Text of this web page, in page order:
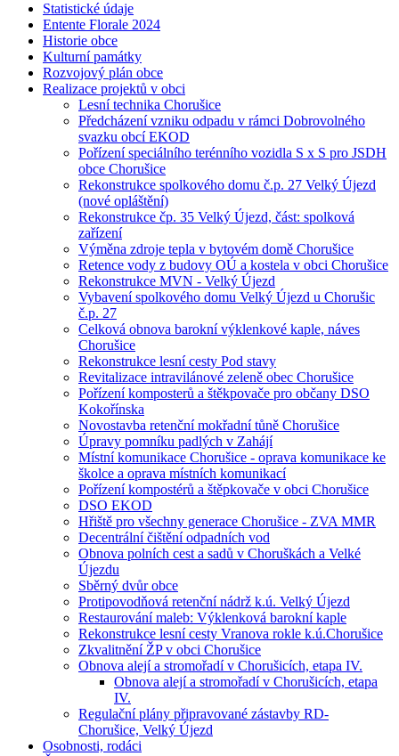
Statistické údaje
Entente Florale 2024
Historie obce
Kulturní památky
Rozvojový plán obce
Realizace projektů v obci
Lesní technika Chorušice
Předcházení vzniku odpadu v rámci Dobrovolného
svazku obcí EKOD
Pořízení speciálního terénního vozidla S x S pro JSDH
obce Chorušice
Rekonstrukce spolkového domu č.p. 27 Velký Újezd
(nové opláštění)
Rekonstrukce čp. 35 Velký Újezd, část: spolková
zařízení
Výměna zdroje tepla v bytovém domě Chorušice
Retence vody z budovy OÚ a kostela v obci Chorušice
Rekonstrukce MVN - Velký Újezd
Vybavení spolkového domu Velký Újezd u Chorušic
č.p. 27
Celková obnova barokní výklenkové kaple, náves
Chorušice
Rekonstrukce lesní cesty Pod stavy
Revitalizace intravilánové zeleně obec Chorušice
Pořízení komposterů a štěkpovače pro občany DSO
Kokořínska
Novostavba retenční mokřadní tůně Chorušice
Úpravy pomníku padlých v Zahájí
Místní komunikace Chorušice - oprava komunikace ke
školce a oprava místních komunikací
Pořízení kompostérů a štěpkovače v obci Chorušice
DSO EKOD
Hřiště pro všechny generace Chorušice - ZVA MMR
Decentrální čištění odpadních vod
Obnova polních cest a sadů v Choruškách a Velké
Újezdu
Sběrný dvůr obce
Protipovodňová retenční nádrž k.ú. Velký Újezd
Restaurování maleb: Výklenková barokní kaple
Rekonstrukce lesní cesty Vranova rokle k.ú.Chorušice
Zkvalitnění ŽP v obci Chorušice
Obnova alejí a stromořadí v Chorušicích, etapa IV.
Obnova alejí a stromořadí v Chorušicích, etapa
IV.
Regulační plány připravované zástavby RD-
Chorušice, Velký Újezd
Osobnosti, rodáci